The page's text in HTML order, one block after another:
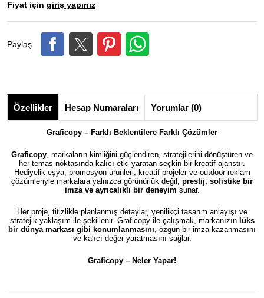
Fiyat için giriş yapınız
Paylaş
Özellikler Hesap Numaraları Yorumlar (0)
Graficopy – Farklı Beklentilere Farklı Çözümler
Graficopy , markaların kimliğini güçlendiren, stratejilerini dönüştüren ve
her temas noktasında kalıcı etki yaratan seçkin bir kreatif ajanstır.
Hediyelik eşya, promosyon ürünleri, kreatif projeler ve outdoor reklam
çözümleriyle markalara yalnızca görünürlük değil; prestij, sofistike bir
imza ve ayrıcalıklı bir deneyim sunar.
Her proje, titizlikle planlanmış detaylar, yenilikçi tasarım anlayışı ve
stratejik yaklaşım ile şekillenir. Graficopy ile çalışmak, markanızın lüks
bir dünya markası gibi konumlanmasını, özgün bir imza kazanmasını
ve kalıcı değer yaratmasını sağlar.
Graficopy – Neler Yapar!